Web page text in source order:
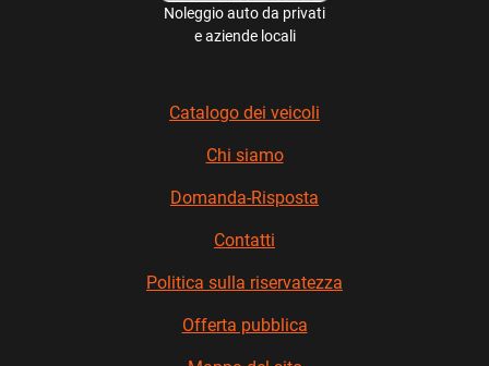
Noleggio auto da privati
e aziende locali
Catalogo dei veicoli
Chi siamo
Domanda-Risposta
Contatti
Politica sulla riservatezza
Offerta pubblica